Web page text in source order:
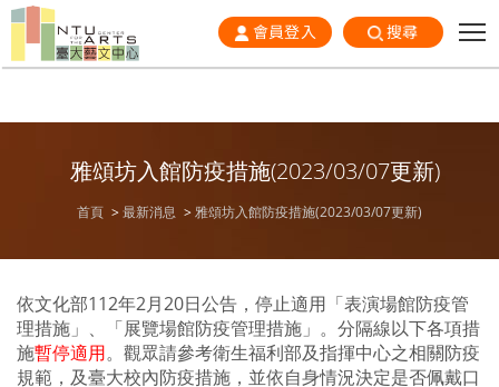
會員登入 搜尋
雅頌坊入館防疫措施(2023/03/07更新)
首頁 最新消息 雅頌坊入館防疫措施(2023/03/07更新)
依文化部112年2月20日公告， 停止適用「表演場館防疫管
理措施」、「展覽場館防疫管理措施」。分隔線以下各項措
施暫停適用。觀眾請參考衛生福利部及指揮中心之相關防疫
規範，及臺大校內防疫措施，並依自身情況決定是否佩戴口